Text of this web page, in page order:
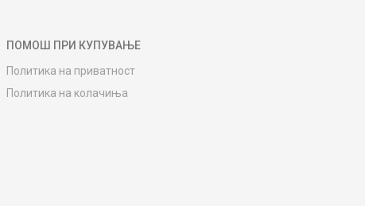
ПОМОШ ПРИ КУПУВАЊЕ
Политика на приватност
Политика на колачиња